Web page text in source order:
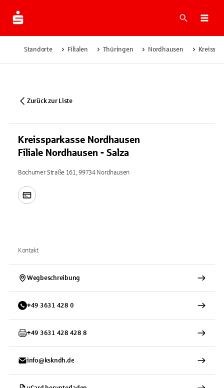
Suche
Standorte Filialen Thüringen Nordhausen
Zurück zur Liste
Kreissparkasse Nordhausen
Filiale Nordhausen - Salza
Bochumer Straße 161, 99734 Nordhausen
Kontakt
Wegbeschreibung
+49 3631 428 0
+49 3631 428 428 8
info@kskndh.de